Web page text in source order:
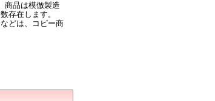
商品は模倣製造
存在します。
どは、コピー商